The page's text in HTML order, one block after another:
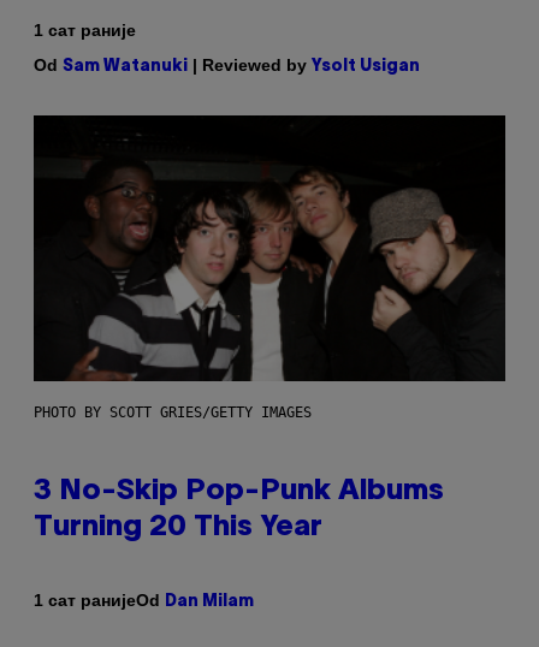
1 сат раније
Od Sam Watanuki | Reviewed by Ysolt Usigan
PHOTO BY SCOTT GRIES/GETTY IMAGES
3 No-Skip Pop-Punk Albums
Turning 20 This Year
1 сат ранијеOd Dan Milam